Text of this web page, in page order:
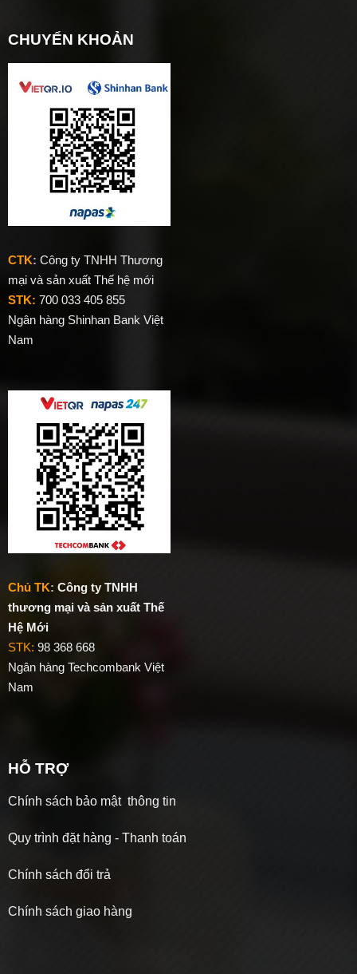
CHUYỂN KHOẢN
CTK: Công ty TNHH Thương
mại và sản xuất Thế hệ mới
STK: 700 033 405 855
Ngân hàng Shinhan Bank Việt
Nam
Chủ TK: Công ty TNHH
thương mại và sản xuất Thế
Hệ Mới
STK: 98 368 668
Ngân hàng Techcombank Việt
Nam
HỖ TRỢ
Chính sách bảo mật thông tin
Quy trình đặt hàng - Thanh toán
Chính sách đổi trả
Chính sách giao hàng